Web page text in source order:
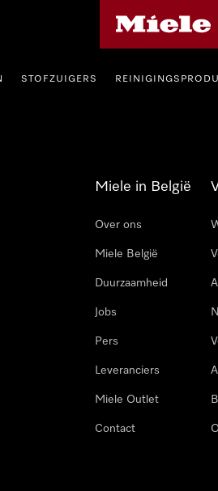
STOFZUIGERS
Miele in België
Over ons
Miele België
Duurzaamheid
Jobs
Pers
Leveranciers
Miele Outlet
Contact